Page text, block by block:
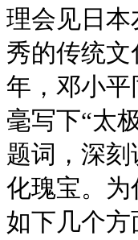
理会见日
秀的传统
年，邓小
毫写下“太
题词，深
化瑰宝。
如下几个方